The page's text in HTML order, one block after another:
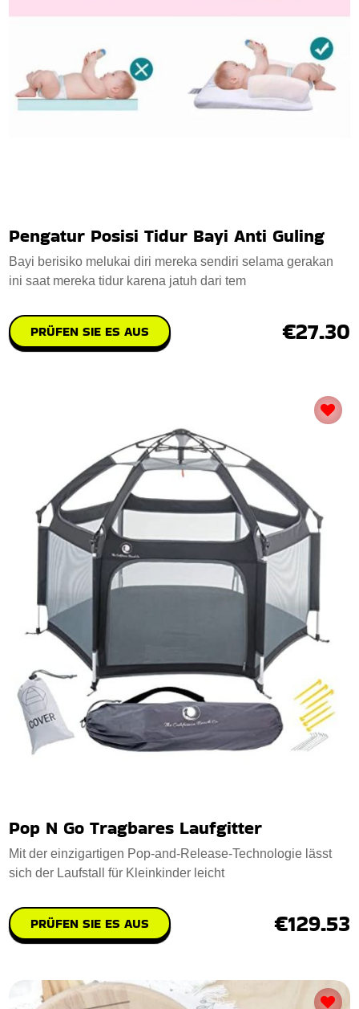
Pengatur Posisi Tidur Bayi Anti Guling
Bayi berisiko melukai diri mereka sendiri selama gerakan
ini saat mereka tidur karena jatuh dari tem
PRÜFEN SIE ES AUS €27.30
Pop N Go Tragbares Laufgitter
Mit der einzigartigen Pop-and-Release-Technologie lässt
sich der Laufstall für Kleinkinder leicht
PRÜFEN SIE ES AUS €129.53